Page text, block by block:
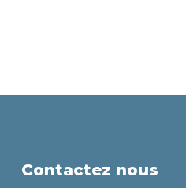
Contactez nous